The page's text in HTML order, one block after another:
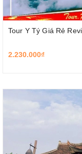
Tour Y Tý Giá Rẻ
2.230.000₫